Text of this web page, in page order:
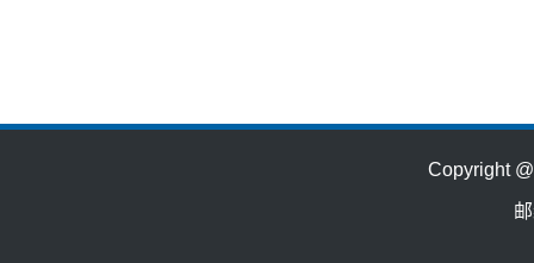
Copyright